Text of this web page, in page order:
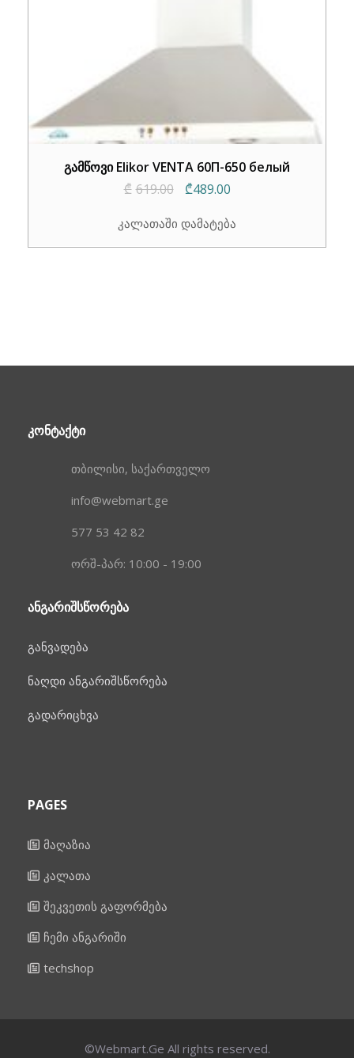
გამწოვი Elikor VENTA 60П-650 белый
₾ 619.00
Original
was:
₾489.00Current
is:
კალათაში დამატება
ᲙᲝᲜᲢᲐᲥᲢᲘ
თბილისი, საქართველო
info@webmart.ge
577 53 42 82
ორშ-პარ: 10:00 - 19:00
ᲐᲜᲒᲐᲠᲘᲨᲡᲬᲝᲠᲔᲑᲐ
განვადება
ნაღდი ანგარიშსწორება
გადარიცხვა
PAGES
მაღაზია
კალათა
შეკვეთის გაფორმება
ჩემი ანგარიში
techshop
©Webmart.Ge All rights reserved.